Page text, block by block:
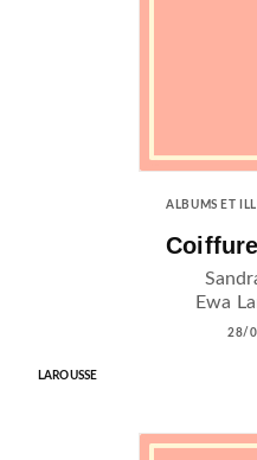
ALBUMS ET
Ewa
28/
LAROUSSE